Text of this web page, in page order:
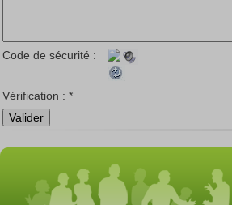
Code de sécurité :
Vérification : *